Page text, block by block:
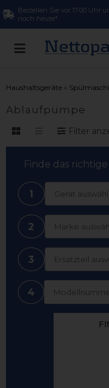
Bestellen Sie vor 17:00 Uhr
noch heute*
Haushaltsgeräte »
Ablaufpumpe
Filter
Finde das
1 Gerät
2 Marke
3 Ersatzteil
4